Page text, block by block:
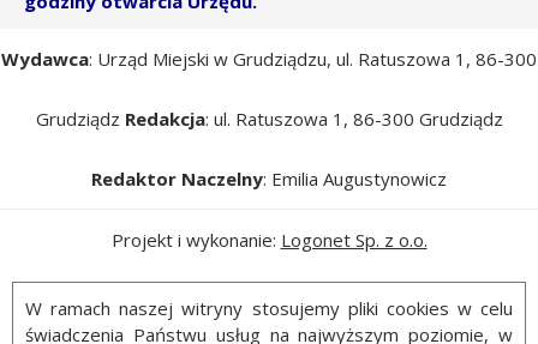
Wydawca: Urząd Miejski w Grudziądzu, ul. Ratuszowa 1, 86-300
Grudziądz Redakcja: ul. Ratuszowa 1, 86-300 Grudziądz
Redaktor Naczelny: Emilia Augustynowicz
Projekt i wykonanie: Logonet Sp. z o.o.
W ramach naszej witryny stosujemy pliki cookies w celu
świadczenia Państwu usług na najwyższym poziomie, w